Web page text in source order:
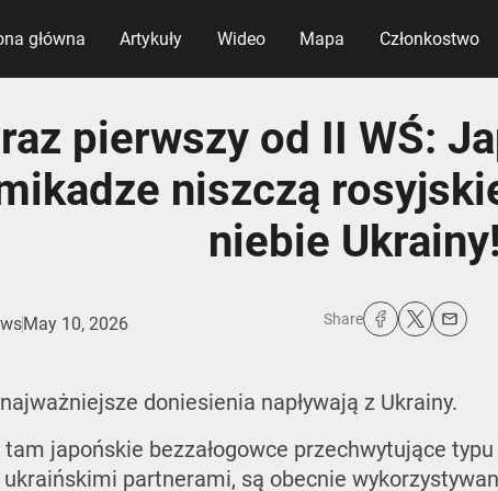
główna Artykuły Wideo Mapa Członkostwo
pierwszy od II WŚ:
niszczą
niebie Ukrainy!
May 10, 2026 Share
doniesienia napływają z Ukrainy.
tam japońskie bezzałogowce przechwytujące
partnerami, są obecnie